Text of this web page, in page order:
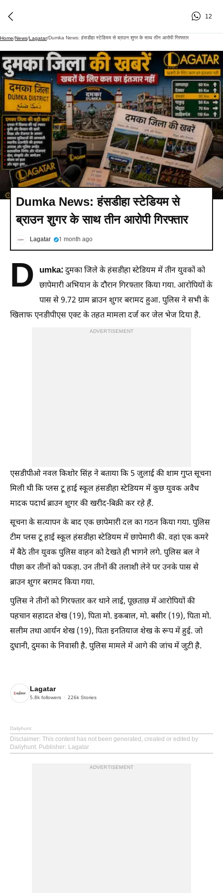
12
Home/News/Lagatar/Dumka News: हंसडीहा स्टेडियम से ब्राउन शुगर के साथ तीन आरोपी गिरफ्तार
Dumka News: हंसडीहा स्टेडियम से
ब्राउन शुगर के साथ तीन आरोपी गिरफ्तार
Lagatar 1 month ago
D umka:दुमका जिले के हंसडीहा स्टेडियम में तीन युवकों को
छापेमारी अभियान के दौरान गिरफ्तार किया गया. आरोपियों के
पास से 9.72 ग्राम ब्राउन शुगर बरामद हुआ. पुलिस ने सभी के
खिलाफ एनडीपीएस एक्ट के तहत मामला दर्ज कर जेल भेज दिया है.
ADVERTISEMENT
एसडीपीओ नवल किशोर सिंह ने बताया कि 5 जुलाई की शाम गुप्त सूचना
मिली थी कि प्लस टू हाई स्कूल हंसडीहा स्टेडियम में कुछ युवक अवैध
मादक पदार्थ ब्राउन शुगर की खरीद-बिक्री कर रहे हैं.
सूचना के सत्यापन के बाद एक छापेमारी दल का गठन किया गया. पुलिस
टीम प्लस टू हाई स्कूल हंसडीहा स्टेडियम में छापेमारी की. वहां एक कमरे
में बैठे तीन युवक पुलिस वाहन को देखते ही भागने लगे. पुलिस बल ने
पीछा कर तीनों को पकड़ा. उन तीनों की तलाशी लेने पर उनके पास से
ब्राउन शुगर बरामद किया गया.
पुलिस ने तीनों को गिरफ्तार कर थाने लाई, पूछताछ में आरोपियों की
पहचान सहादत शेख (19), पिता मो. इकबाल, मो. बसीर (19), पिता मो.
सलीम तथा आर्यन शेख (19), पिता इनतियाज शेख के रूप में हुई. जो
दुधानी, दुमका के निवासी है. पुलिस मामले में आगे की जांच में जुटी है.
Lagatar
5.8k followers 226k Stories
Dailyhunt
Disclaimer: This content has not been generated, created or edited by
Dailyhunt. Publisher: Lagatar
ADVERTISEMENT